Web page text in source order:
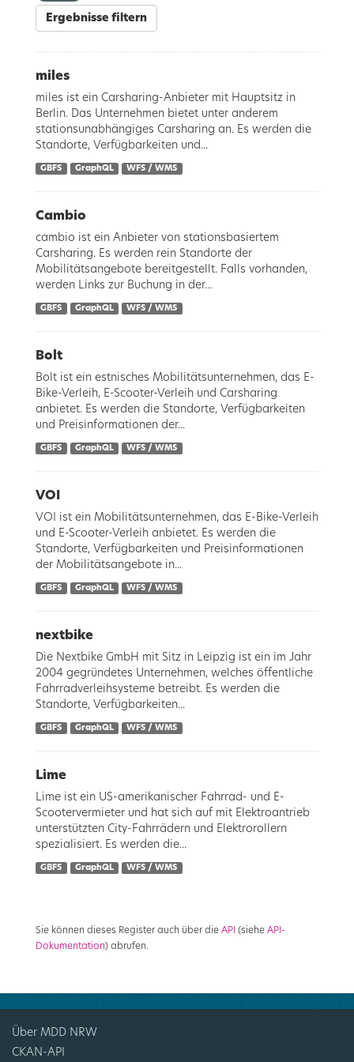
Ergebnisse filtern
miles
miles ist ein Carsharing-Anbieter mit Hauptsitz in
Berlin. Das Unternehmen bietet unter anderem
stationsunabhängiges Carsharing an. Es werden die
Standorte, Verfügbarkeiten und...
GBFS GraphQL WFS / WMS
Cambio
cambio ist ein Anbieter von stationsbasiertem
Carsharing. Es werden rein Standorte der
Mobilitätsangebote bereitgestellt. Falls vorhanden,
werden Links zur Buchung in der...
GBFS GraphQL WFS / WMS
Bolt
Bolt ist ein estnisches Mobilitätsunternehmen, das E-
Bike-Verleih, E-Scooter-Verleih und Carsharing
anbietet. Es werden die Standorte, Verfügbarkeiten
und Preisinformationen der...
GBFS GraphQL WFS / WMS
VOI
VOI ist ein Mobilitätsunternehmen, das E-Bike-Verleih
und E-Scooter-Verleih anbietet. Es werden die
Standorte, Verfügbarkeiten und Preisinformationen
der Mobilitätsangebote in...
GBFS GraphQL WFS / WMS
nextbike
Die Nextbike GmbH mit Sitz in Leipzig ist ein im Jahr
2004 gegründetes Unternehmen, welches öffentliche
Fahrradverleihsysteme betreibt. Es werden die
Standorte, Verfügbarkeiten...
GBFS GraphQL WFS / WMS
Lime
Lime ist ein US-amerikanischer Fahrrad- und E-
Scootervermieter und hat sich auf mit Elektroantrieb
unterstützten City-Fahrrädern und Elektrorollern
spezialisiert. Es werden die...
GBFS GraphQL WFS / WMS
Sie können dieses Register auch über die API (siehe API-
Dokumentation) abrufen.
Über MDD NRW
CKAN-API